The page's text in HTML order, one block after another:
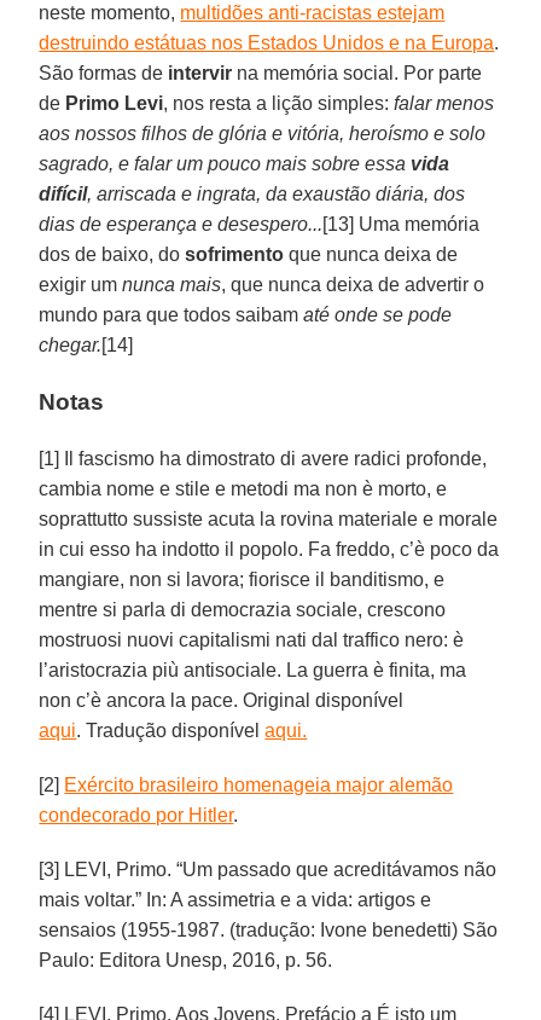
neste momento, multidões anti-racistas estejam
destruindo estátuas nos Estados Unidos e na Europa.
São formas de intervir na memória social. Por parte
de Primo Levi, nos resta a lição simples:falar menos
aos nossos filhos de glória e vitória, heroísmo e solo
sagrado, e falar um pouco mais sobre essa vida
difícil, arriscada e ingrata, da exaustão diária, dos
dias de esperança e desespero...[13] Uma memória
dos de baixo, dosofrimento que nunca deixa de
exigir um nunca mais, que nunca deixa de advertir o
mundo para que todos saibamaté onde se pode
chegar.[14]
Notas
[1] Il fascismo ha dimostrato di avere radici profonde,
cambia nome e stile e metodi ma non è morto, e
soprattutto sussiste acuta la rovina materiale e morale
in cui esso ha indotto il popolo. Fa freddo, c’è poco da
mangiare, non si lavora; fiorisce il banditismo, e
mentre si parla di democrazia sociale, crescono
mostruosi nuovi capitalismi nati dal traffico nero: è
l’aristocrazia più antisociale. La guerra è finita, ma
non c’è ancora la pace. Original disponível
aqui. Tradução disponívelaqui.
[2] Exército brasileiro homenageia major alemão
condecorado por Hitler.
[3] LEVI, Primo. “Um passado que acreditávamos não
mais voltar.” In: A assimetria e a vida: artigos e
sensaios (1955-1987. (tradução: Ivone benedetti) São
Paulo: Editora Unesp, 2016, p. 56.
[4] LEVI, Primo. Aos Jovens. Prefácio a É isto um